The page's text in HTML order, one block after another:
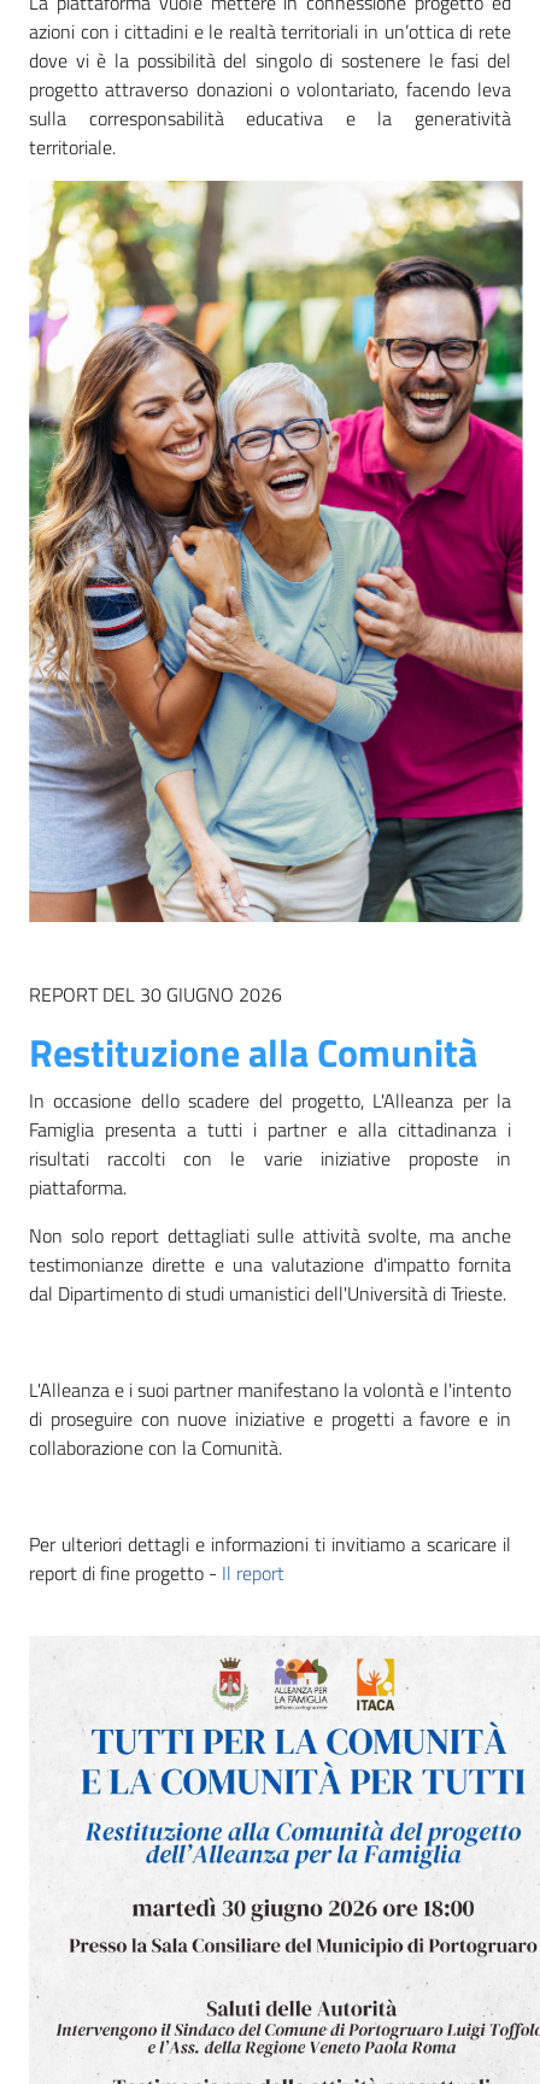
azioni con i cittadini e le realtà territoriali in un’ottica di rete
dove vi è la possibilità del singolo di sostenere le fasi del
progetto attraverso donazioni o volontariato, facendo leva
sulla corresponsabilità educativa e la generatività
territoriale.
REPORT DEL 30 GIUGNO 2026
Restituzione alla Comunità
In occasione dello scadere del progetto, L'Alleanza per la
Famiglia presenta a tutti i partner e alla cittadinanza i
risultati raccolti con le varie iniziative proposte in
piattaforma.
Non solo report dettagliati sulle attività svolte, ma anche
testimonianze dirette e una valutazione d'impatto fornita
dal Dipartimento di studi umanistici dell'Università di Trieste.
L'Alleanza e i suoi partner manifestano la volontà e l'intento
di proseguire con nuove iniziative e progetti a favore e in
collaborazione con la Comunità.
Per ulteriori dettagli e informazioni ti invitiamo a scaricare il
report di fine progetto - Il report